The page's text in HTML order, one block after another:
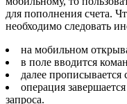
для пополнения счета.
необходимо следовать
на мобильном
в поле вводится
далее прописывается
операция
запроса.